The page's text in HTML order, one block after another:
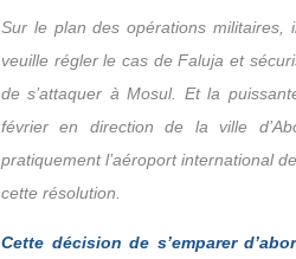
Sur le plan des opérations militaires,
veuille régler le cas de Faluja et
de s’attaquer à Mosul. Et la
février en direction de la ville
pratiquement l’aéroport international
cette résolution.
Cette décision de s’emparer